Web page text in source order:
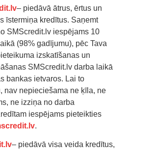
– piedāvā ātrus, ērtus un
īstermiņa kredītus. Saņemt
SMScredit.lv iespējams 10
(98% gadījumu), pēc Tava
izskatīšanas un
SMScredit.lv darba laikā
bankas ietvaros. Lai to
nav nepieciešama ne ķīla, ne
ne izziņa no darba
iespējams pieteikties
.
– piedāvā visa veida kredītus,